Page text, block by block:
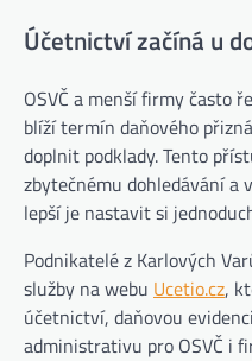
Účetnictví začíná u
OSVČ a menší firmy často
blíží termín daňového
doplnit podklady. Tento
zbytečnému dohledávání a
lepší je nastavit si
Podnikatelé z Karlových
služby na webu Ucetio.cz,
účetnictví, daňovou
administrativu pro OSVČ i